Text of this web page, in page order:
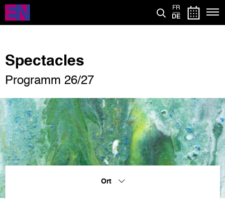
Direkt
zum
Inhalt
FR
DE
Spectacles
Programm 26/27
Ort